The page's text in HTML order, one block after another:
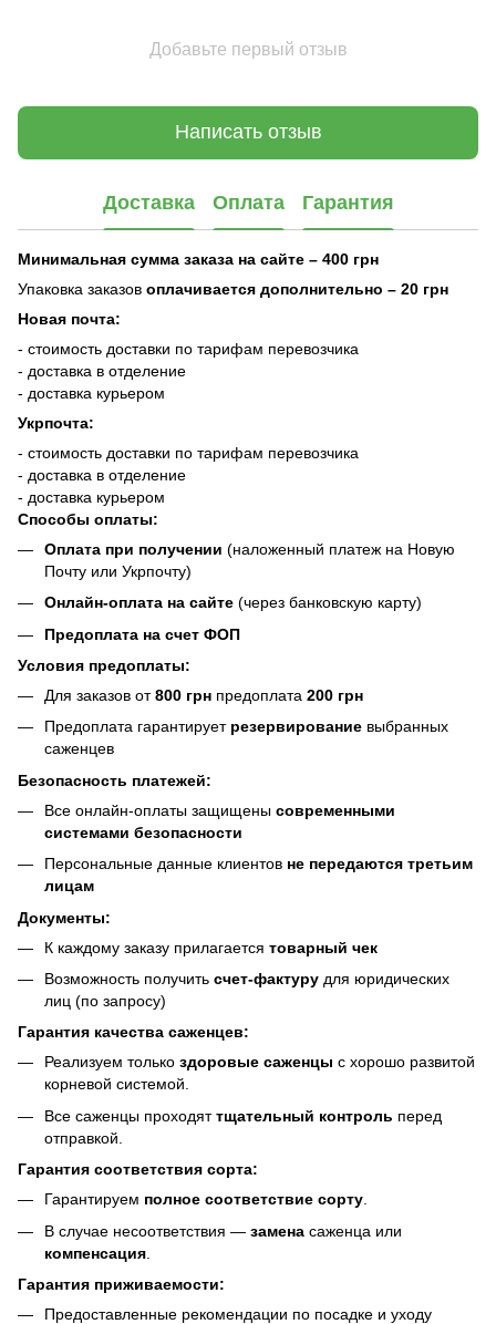
Добавьте первый отзыв
Написать отзыв
Доставка Оплата Гарантия
Минимальная сумма заказа на сайте – 400 грн
Упаковка заказов оплачивается дополнительно – 20 грн
Новая почта:
- стоимость доставки по тарифам перевозчика
- доставка в отделение
- доставка курьером
Укрпочта:
- стоимость доставки по тарифам перевозчика
- доставка в отделение
- доставка курьером
Способы оплаты:
Оплата при получении (наложенный платеж на Новую
Почту или Укрпочту)
Онлайн-оплата на сайте (через банковскую карту)
Предоплата на счет ФОП
Условия предоплаты:
Для заказов от800 грн предоплата 200 грн
Предоплата гарантирует резервирование выбранных
саженцев
Безопасность платежей:
Все онлайн-оплаты защищены современными
системами безопасности
Персональные данные клиентов не передаются третьим
лицам
Документы:
К каждому заказу прилагается товарный чек
Возможность получить счет-фактуру для юридических
лиц (по запросу)
Гарантия качества саженцев:
Реализуем только здоровые саженцы с хорошо развитой
корневой системой.
Все саженцы проходяттщательный контроль перед
отправкой.
Гарантия соответствия сорта:
Гарантируем полное соответствие сорту
В случае несоответствия — замена саженца или
компенсация
Гарантия приживаемости:
Предоставленные рекомендации по посадке и уходу